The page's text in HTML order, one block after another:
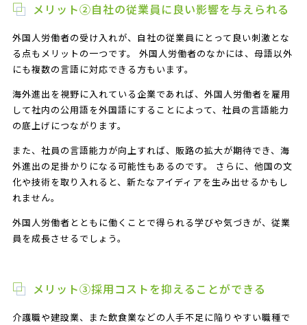
メリット②自社の従業員に良い影響を与えられる
外国人労働者の受け入れが、自社の従業員にとって良い刺激とな
る点もメリットの一つです。 外国人労働者のなかには、母語以外
にも複数の言語に対応できる方もいます。
海外進出を視野に入れている企業であれば、外国人労働者を雇用
して社内の公用語を外国語にすることによって、社員の言語能力
の底上げにつながります。
また、社員の言語能力が向上すれば、販路の拡大が期待でき、海
外進出の足掛かりになる可能性もあるのです。 さらに、他国の文
化や技術を取り入れると、新たなアイディアを生み出せるかもし
れません。
外国人労働者とともに働くことで得られる学びや気づきが、従業
員を成長させるでしょう。
メリット③採用コストを抑えることができる
介護職や建設業、また飲食業などの人手不足に陥りやすい職種で